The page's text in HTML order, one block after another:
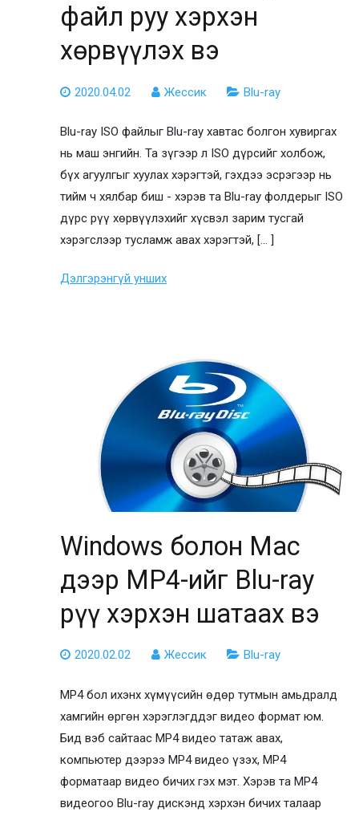
файл руу хэрхэн
хөрвүүлэх вэ
2020.04.02 Жессик Blu-ray
Blu-ray ISO файлыг Blu-ray хавтас болгон хувиргах
нь маш энгийн. Та зүгээр л ISO дүрсийг холбож,
бүх агуулгыг хуулах хэрэгтэй, гэхдээ эсрэгээр нь
тийм ч хялбар биш - хэрэв та Blu-ray фолдерыг ISO
дүрс рүү хөрвүүлэхийг хүсвэл зарим тусгай
хэрэгслээр тусламж авах хэрэгтэй, [… ]
Дэлгэрэнгүй унших
Windows болон Mac
дээр MP4-ийг Blu-ray
рүү хэрхэн шатаах вэ
2020.02.02 Жессик Blu-ray
MP4 бол ихэнх хүмүүсийн өдөр тутмын амьдралд
хамгийн өргөн хэрэглэгддэг видео формат юм.
Бид вэб сайтаас MP4 видео татаж авах,
компьютер дээрээ MP4 видео үзэх, MP4
форматаар видео бичих гэх мэт. Хэрэв та MP4
видеогоо Blu-ray дискэнд хэрхэн бичих талаар